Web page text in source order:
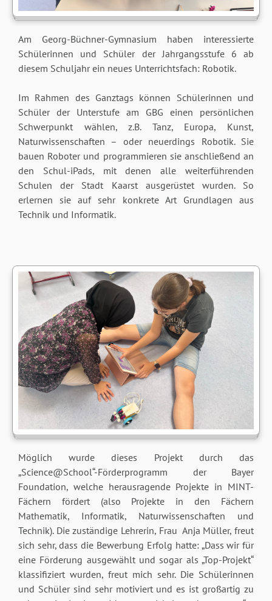
Am Georg-Büchner-Gymnasium haben interessierte
Schülerinnen und Schüler der Jahrgangsstufe 6 ab
diesem Schuljahr ein neues Unterrichtsfach: Robotik.
Im Rahmen des Ganztags können Schülerinnen und
Schüler der Unterstufe am GBG einen persönlichen
Schwerpunkt wählen, z.B. Tanz, Europa, Kunst,
Naturwissenschaften – oder neuerdings Robotik. Sie
bauen Roboter und programmieren sie anschließend an
den Schul-iPads, mit denen alle weiterführenden
Schulen der Stadt Kaarst ausgerüstet wurden. So
erlernen sie auf sehr konkrete Art Grundlagen aus
Technik und Informatik.
Möglich wurde dieses Projekt durch das
„Science@School“-Förderprogramm der Bayer
Foundation, welche herausragende Projekte in MINT-
Fächern fördert (also Projekte in den Fächern
Mathematik, Informatik, Naturwissenschaften und
Technik). Die zuständige Lehrerin, Frau Anja Müller, freut
sich sehr, dass die Bewerbung Erfolg hatte: „Dass wir für
eine Förderung ausgewählt und sogar als „Top-Projekt“
klassifiziert wurden, freut mich sehr. Die Schülerinnen
und Schüler sind sehr motiviert und es ist großartig zu